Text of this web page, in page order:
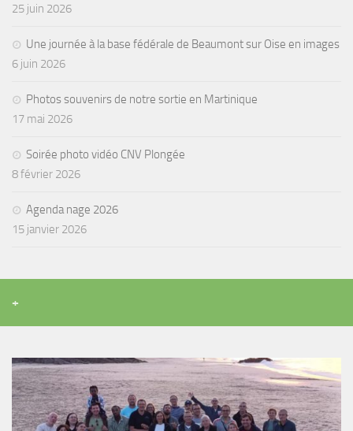
Sorties 2018
Sorties 2016
Sorties 2014
Environnement et Biologie Sub
Peinture
NAGE
NAP / NEV
25 juin 2026
Une journée à la base fédérale de Beaumont sur Oise en images
6 juin 2026
Photos souvenirs de notre sortie en Martinique
17 mai 2026
Soirée photo vidéo CNV Plongée
8 février 2026
Agenda nage 2026
15 janvier 2026
+